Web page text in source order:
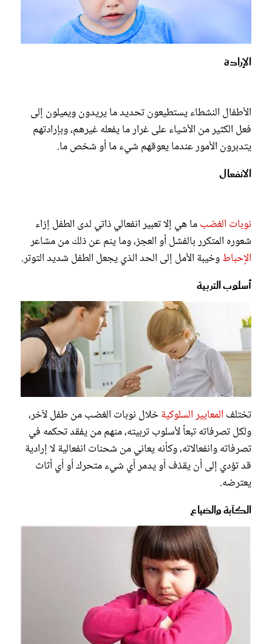
الإرادة
الأطفال النشطاء يستطيعون تحديد ما يريدون ويميلون إلى
فعل الكثير من الأشياء على غرار ما يفعله غيرهم، وبإرادتهم
يتدبرون الأمور عندما يعوقهم شيء ما أو شخص ما.
الانفعال
نوبات الغضبما هي إلا تعبير انفعالي ذاتي لدى الطفل إزاء
شعوره المتكرر بالفشل أو العجز، وما ينم عن ذلك من مشاعر
الإحباطوخيبة الأمل إلى الحد الذي يجعل الطفل شديد التوتر.
أسلوب التربية
تختلف المعايير السلوكيةخلال نوبات الغضب من طفل لآخر،
ولكل تصرفاته تبعاً لأسلوب تربيته، منهم من يفقد تحكمه في
تصرفاته وانفعالاته، وكأنه يعاني من شحنات انفعالية لا إرادية
قد تؤدي إلى أن يقذف أو يدمر أي شيء متحرك أو أي أثاث
يعترضه.
الكآبة والضياع